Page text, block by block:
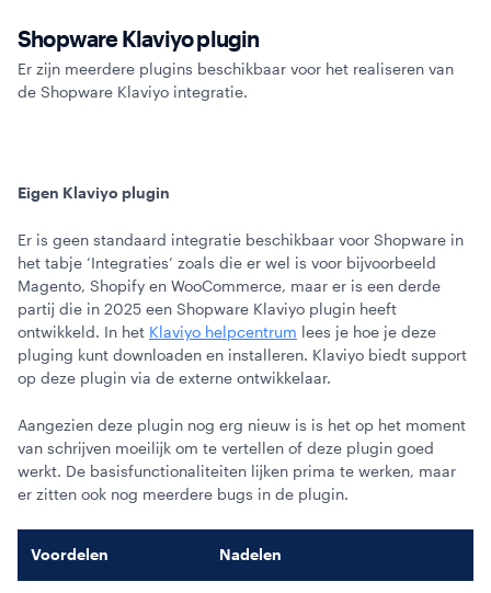
Shopware Klaviyo plugin
Er zijn meerdere plugins beschikbaar voor het realiseren van
de Shopware Klaviyo integratie.
Eigen Klaviyo plugin
Er is geen standaard integratie beschikbaar voor Shopware in
het tabje ‘Integraties’ zoals die er wel is voor bijvoorbeeld
Magento, Shopify en WooCommerce, maar er is een derde
partij die in 2025 een Shopware Klaviyo plugin heeft
ontwikkeld. In het Klaviyo helpcentrum lees je hoe je deze
pluging kunt downloaden en installeren. Klaviyo biedt support
op deze plugin via de externe ontwikkelaar.
Aangezien deze plugin nog erg nieuw is is het op het moment
van schrijven moeilijk om te vertellen of deze plugin goed
werkt. De basisfunctionaliteiten lijken prima te werken, maar
er zitten ook nog meerdere bugs in de plugin.
Voordelen Nadelen